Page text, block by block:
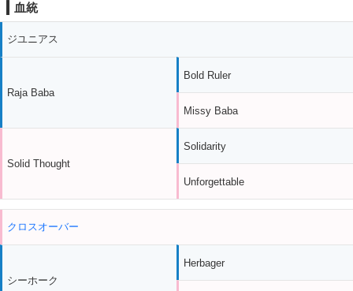
血統
ジユニアス
Raja Baba
Solid Thought
Bold Ruler
Missy Baba
Solidarity
Unforgettable
クロスオーバー
シーホーク
Herbager